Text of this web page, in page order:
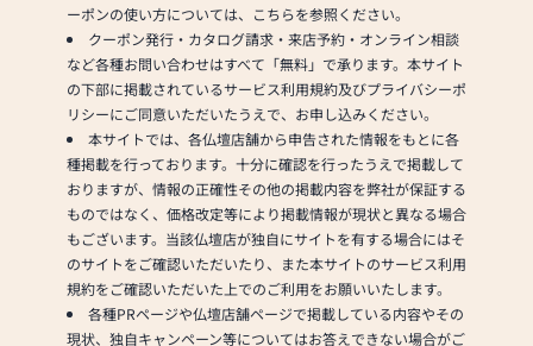
を代表する家具メーカー
「カリモク家具」との協同
開発で、現代の住宅にあっ
たモダンなお仏壇を作って
います。他にも国内の家具
専門メーカーと作り上げた
お仏壇コレクションがあ
り、祈る人と偲ぶ人をつな
ぐ新しいカタチを提案しま
す。
≪はせがわ店舗サービスの
ご案内≫
ーポンの使い方については、こちらを参照ください。
クーポン発行・カタログ請求・来店予約・オンライン相談
など各種お問い合わせはすべて「無料」で承ります。本サイト
の下部に掲載されているサービス利用規約及びプライバシーポ
リシーにご同意いただいたうえで、お申し込みください。
本サイトでは、各仏壇店舗から申告された情報をもとに各
種掲載を行っております。十分に確認を行ったうえで掲載して
おりますが、情報の正確性その他の掲載内容を弊社が保証する
ものではなく、価格改定等により掲載情報が現状と異なる場合
もございます。当該仏壇店が独自にサイトを有する場合にはそ
のサイトをご確認いただいたり、また本サイトのサービス利用
規約をご確認いただいた上でのご利用をお願いいたします。
各種PRページや仏壇店舗ページで掲載している内容やその
現状、独自キャンペーン等についてはお答えできない場合がご